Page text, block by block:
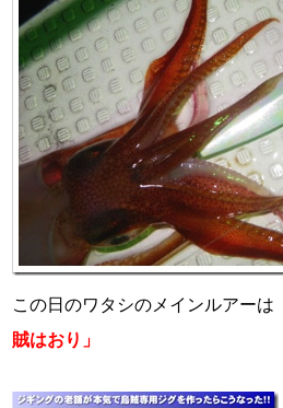
この日のワタシのメインルアーは
賊はおり」